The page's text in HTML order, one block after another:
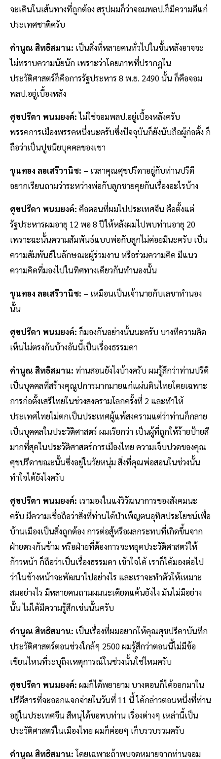
จะเดินในเส้นทางที่ถูกต้อง สรุปผมก็ว่าจอมพลป.ก็มีความดีแก่
ประเทศชาติครับ
คำนูณ สิทธิสมาน: เป็นสิ่งที่หลายคนทั่วไปในชั้นหลังอาจจะ
ไม่ทราบความนัยนัก เพราะว่าโดยภาพที่ปรากฏใน
ประวัติศาสตร์ก็คือการรัฐประหาร 8 พ.ย. 2490 นั้น ก็คือจอม
พลป.อยู่เบื้องหลัง
ศุขปรีดา พนมยงค์:ไม่ใช่จอมพลป.อยู่เบื้องหลังครับ
พรรคการเมืองพรรคหนึ่งนะครับซึ่งปัจจุบันก็ยังนับถือผู้ก่อตั้ง ก็
ถือว่าเป็นปูชนียบุคคลของเขา
ขุนทอง ลอเสรีวานิช: – เวลาคุณศุขปรีดาอยู่กับท่านปรีดี
อยากเรียนถามว่าระหว่างพ่อกับลูกชายคุยกันเรื่องอะไรบ้าง
ศุขปรีดา พนมยงค์: คือตอนที่ผมไปประเทศจีน คือตั้งแต่
รัฐประหารผมอายุ 12 พอ 8 ปีให้หลังผมไปพบท่านอายุ 20
เพราะฉะนั้นความสัมพันธ์แบบพ่อกับลูกไม่ค่อยมีนะครับ เป็น
ความสัมพันธ์ในลักษณะผู้ร่วมงาน หรือร่วมความคิด มีแนว
ความคิดที่มองไปในทิศทางเดียวกันทำนองนั้น
ขุนทอง ลอเสรีวานิช: – เหมือนเป็นเจ้านายกับเลขาทำนอง
นั้น
ศุขปรีดา พนมยงค์: ก็มองกันอย่างนั้นนะครับ บางทีความคิด
เห็นไม่ตรงกันบ้างอันนี้เป็นเรื่องธรรมดา
คำนูณ สิทธิสมาน: ท่านสอนยังไงบ้างครับ ผมรู้สึกว่าท่านปรีดี
เป็นบุคคลที่สร้างคุณูปการมากมายแก่แผ่นดินไทยโดยเฉพาะ
การก่อตั้งเสรีไทยในช่วงสงครามโลกครั้งที่ 2 และทำให้
ประเทศไทยไม่ตกเป็นประเทศผู้แพ้สงครามแต่ว่าท่านก็กลาย
เป็นบุคคลในประวัติศาสตร์ ผมเรียกว่า เป็นผู้ที่ถูกให้ร้ายป้ายสี
มากที่สุดในประวัติศาสตร์การเมืองไทย ความเจ็บปวดของคุณ
ศุขปรีดาขณะนั้นซึ่งอยู่ในวัยหนุ่ม สิ่งที่คุณพ่อสอนในช่วงนั้น
ทำใจได้ยังไงครับ
ศุขปรีดา พนมยงค์: เรามองในแง่วิวัฒนาการของสังคมนะ
ครับ มีความเชื่อถือว่าสิ่งที่ท่านได้บำเพ็ญตนอุทิศประโยชน์เพื่อ
บ้านเมืองเป็นสิ่งถูกต้อง การต่อสู้หรือผลกระทบที่เกิดขึ้นจาก
ฝ่ายตรงกันข้าม หรือฝ่ายที่ต้องการจะหยุดประวัติศาสตร์ให้
ก้าวหน้า ก็ถือว่าเป็นเรื่องธรรมดา เข้าใจได้ เราก็ได้มองต่อไป
ว่าในข้างหน้าจะพัฒนาไปอย่างไร และเราจะทำตัวให้เหมาะ
สมอย่างไร มีหลายคนถามผมนะเคียดแค้นยังไง มันไม่มีอย่าง
นั้น ไม่ได้มีความรู้สึกเช่นนั้นครับ
คำนูณ สิทธิสมาน: เป็นเรื่องที่ผมอยากให้คุณศุขปรีดาบันทึก
ประวัติศาสตร์ตอนช่วงใกล้ๆ 2500 ผมรู้สึกว่าตอนนี้ไม่มีข้อ
เขียนไหนที่ระบุถึงเหตุการณ์ในช่วงนั้นใช่ไหมครับ
ศุขปรีดา พนมยงค์: ผมก็ได้พยายาม บางตอนก็ได้ออกมาใน
ปรีดีสารที่จะออกแจกจ่ายในวันที่ 11 นี้ ได้กล่าวตอนหนึ่งที่ท่าน
อยู่ในประเทศจีน สีหนุได้ขอพบท่าน เรื่องต่างๆ เหล่านี้เป็น
ประวัติศาสตร์ในเมืองไทย ผมก็ค่อยๆ เก็บรวบรวมครับ
คำนูณ สิทธิสมาน:โดยเฉพาะถ้าพบจดหมายจากท่านจอม